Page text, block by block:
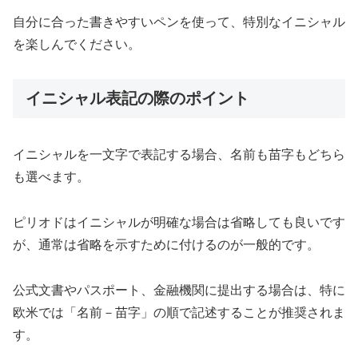
自分に合った書きやすいペンを使って、特別なイニシャル
を楽しんでください。
イニシャル表記の際のポイント
イニシャルを一文字で表記する場合、名前も苗字もどちら
も選べます。
ピリオドはイニシャルが明確な場合は省略しても良いです
が、通常は省略を示すために付けるのが一般的です。
公式文書やパスポート、金融機関に提出する場合は、特に
欧米では「名前－苗字」の順で記述することが推奨されま
す。